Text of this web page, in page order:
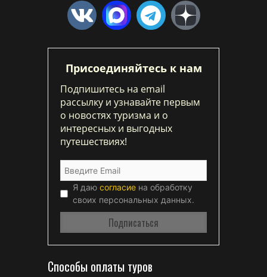
Присоединяйтесь к нам
Подпишитесь на email
рассылку и узнавайте первым
о новостях туризма и о
интересных и выгодных
путешествиях!
Я даю согласие на обработку
своих персональных данных.
Способы оплаты туров